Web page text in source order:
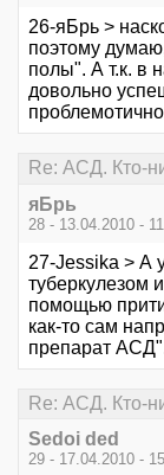
26-яБрь >
поэтому
полы". А т.к. в
довольно
Re: АСД. Кто-
яБрь
28 - 13.04.2010 -
27-Jessika > А
туберкулезом
помощью
как-то сам
препарат
Re: АСД. Кто-
Sedoi ded
29 - 17.04.2010 -